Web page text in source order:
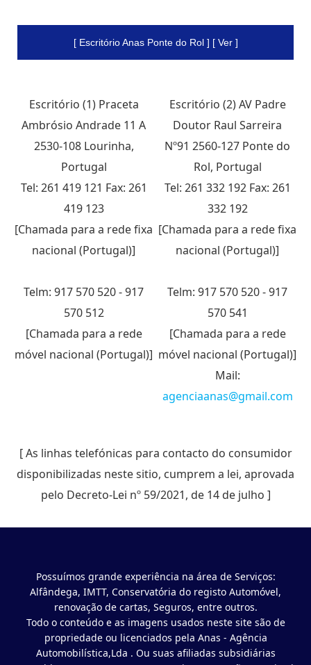
[ Escritório Anas Ponte do Rol ] [ Ver ]
Escritório (1) Praceta
Ambrósio Andrade 11 A
2530-108 Lourinha,
Portugal
Tel: 261 419 121 Fax: 261
419 123
[Chamada para a rede fixa
nacional (Portugal)]
Telm: 917 570 520 - 917
570 512
[Chamada para a rede
móvel nacional (Portugal)]
Escritório (2) AV Padre
Doutor Raul Sarreira
Nº91 2560-127 Ponte do
Rol, Portugal
Tel: 261 332 192 Fax: 261
332 192
[Chamada para a rede fixa
nacional (Portugal)]
Telm: 917 570 520 - 917
570 541
[Chamada para a rede
móvel nacional (Portugal)]
Mail:
agenciaanas@gmail.com
[ As linhas telefónicas para contacto do consumidor
disponibilizadas neste sitio, cumprem a lei, aprovada
pelo Decreto-Lei nº 59/2021, de 14 de julho ]
Possuímos grande experiência na área de Serviços:
Alfândega, IMTT, Conservatória do registo Automóvel,
renovação de cartas, Seguros, entre outros.
Todo o conteúdo e as imagens usados neste site são de
propriedade ou licenciados pela Anas - Agência
Automobilística,Lda . Ou suas afiliadas subsidiárias